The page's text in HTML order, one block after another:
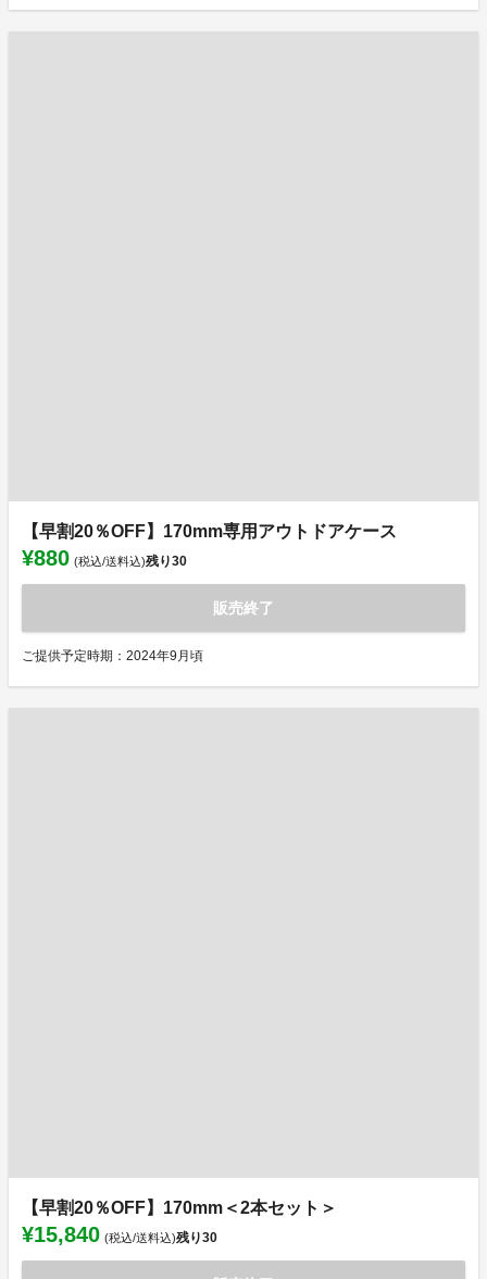
【早割20％OFF】170mm専用アウトドアケース
¥880 (税込/送料込)残り30
販売終了
ご提供予定時期：2024年9月頃
【早割20％OFF】170mm＜2本セット＞
¥15,840 (税込/送料込)残り30